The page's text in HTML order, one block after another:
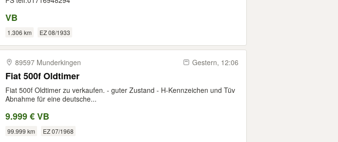
VB
1.306 km EZ 08/1933
89597 Munderkingen Gestern, 12:06
Fiat 500f Oldtimer
Fiat 500f Oldtimer zu verkaufen. - guter Zustand - H-Kennzeichen und Tüv
Abnahme für eine deutsche...
9.999 € VB
99.999 km EZ 07/1968